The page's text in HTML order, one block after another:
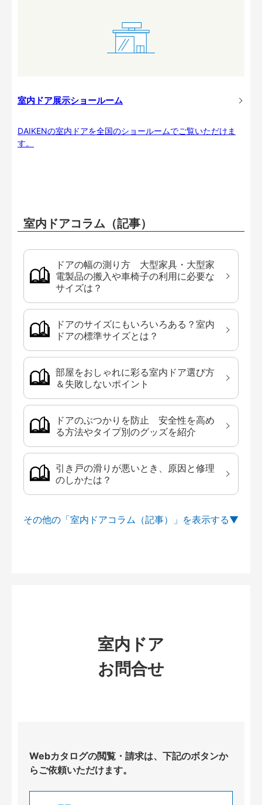
室内ドア展示ショールーム
DAIKENの室内ドアを全国のショールームでご覧いただけま
す。
室内ドアコラム（記事）
ドアの幅の測り方 大型家具・大型家
電製品の搬入や車椅子の利用に必要な
サイズは？
ドアのサイズにもいろいろある？室内
ドアの標準サイズとは？
部屋をおしゃれに彩る室内ドア選び方
＆失敗しないポイント
ドアのぶつかりを防止 安全性を高め
る方法やタイプ別のグッズを紹介
引き戸の滑りが悪いとき、原因と修理
のしかたは？
その他の「室内ドアコラム（記事）」を
室内ドア
お問合せ
Webカタログの閲覧・請求は、下記のボタンか
らご依頼いただけます。